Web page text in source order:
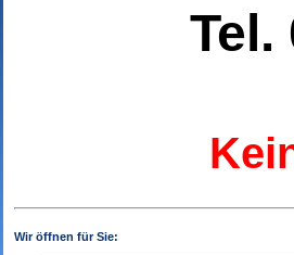
Tel.
Wir öffnen für Sie: